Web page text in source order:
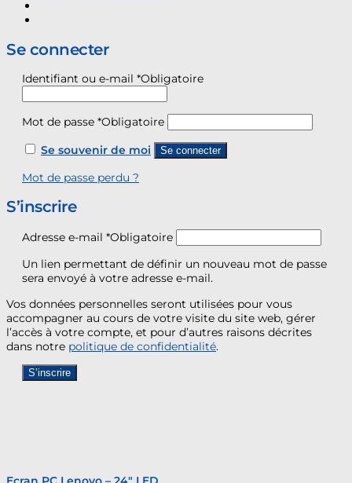
Se connecter
Identifiant ou e-mail *Obligatoire
Mot de passe *Obligatoire
Se souvenir de moi Se connecter
Mot de passe perdu ?
S’inscrire
Adresse e-mail *Obligatoire
Un lien permettant de définir un nouveau mot de passe
sera envoyé à votre adresse e-mail.
Vos données personnelles seront utilisées pour vous
accompagner au cours de votre visite du site web, gérer
l’accès à votre compte, et pour d’autres raisons décrites
dans notre politique de confidentialité.
S’inscrire